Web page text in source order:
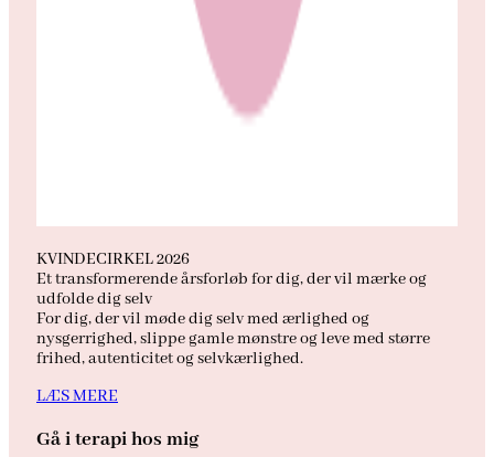
KVINDECIRKEL 2026
Et transformerende årsforløb for dig, der vil mærke og
udfolde dig selv
For dig, der vil møde dig selv med ærlighed og
nysgerrighed, slippe gamle mønstre og leve med større
frihed, autenticitet og selvkærlighed.
LÆS MERE
Gå i terapi hos mig